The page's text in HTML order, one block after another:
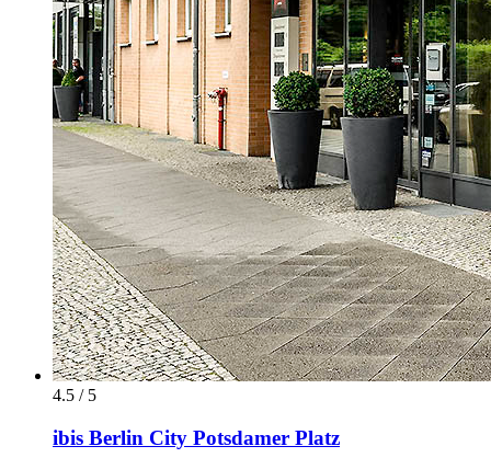
4.5 / 5
ibis Berlin City Potsdamer Platz